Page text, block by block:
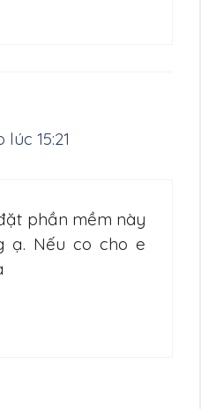
15:21
phần mềm này
ạ. Nếu co cho e